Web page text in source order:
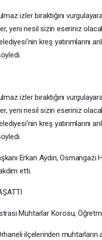
izler bıraktığını
yeni nesil sizin eseriniz
kreş yatırımlarını
izler bıraktığını
yeni nesil sizin eseriniz
kreş yatırımlarını
Erkan Aydın,
etti.
Muhtarlar Korosu,
ilçelerinden muhtarların